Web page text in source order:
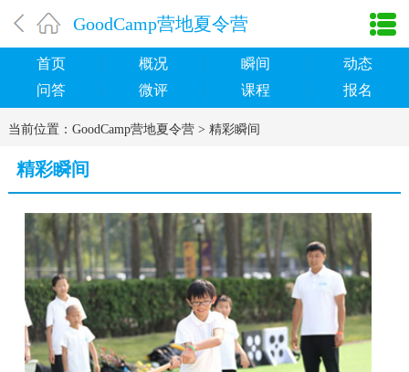
GoodCamp营地夏令营
首页 概况 瞬间
动态
问答
微评 课程 报名
当前位置： GoodCamp营地夏令营> 精彩瞬间
精彩瞬间